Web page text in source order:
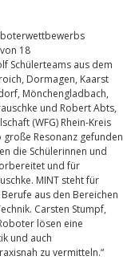
18
Schülerteams aus dem
Dormagen, Kaarst
Mönchengladbach,
und Robert Abts,
(WFG) Rhein-Kreis
Resonanz gefunden
die Schülerinnen und
und für
MINT steht für
aus den Bereichen
Carsten Stumpf,
lösen eine
und auch
zu vermitteln.“